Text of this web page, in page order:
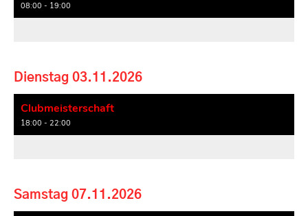
08:00 - 19:00
Dienstag 03.11.2026
Clubmeisterschaft
18:00 - 22:00
Samstag 07.11.2026